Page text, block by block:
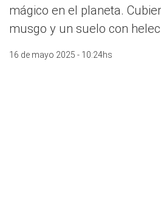
mágico en el planeta.
musgo y un suelo con
16 de mayo 2025 - 10:24hs